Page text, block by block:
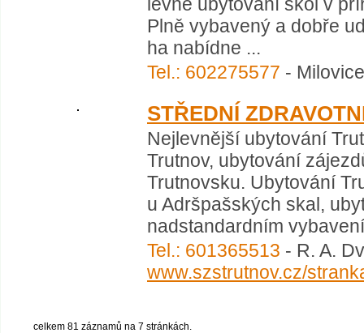
Plně vybavený a dobře
ha nabídne ...
Tel.: 602275577 -
STŘEDNÍ
Nejlevnější ubytování
Trutnov, ubytování
Trutnovsku. Ubytování
u Adršpašských skal,
nadstandardním
Tel.: 601365513 - R. A.
www.szstrutnov.cz/
celkem 81 záznamů na 7 stránkách.